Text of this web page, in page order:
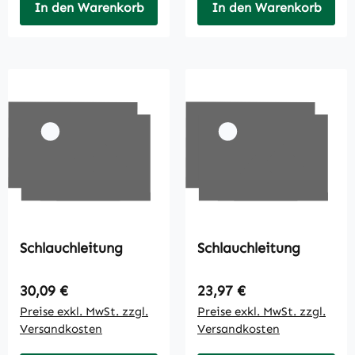
In den Warenkorb In den Warenkorb
Schlauchleitung
Regulärer Preis:
30,09 €
Preise exkl. MwSt. zzgl.
Versandkosten
Schlauchleitung
Regulärer Preis:
23,97 €
Preise exkl. MwSt. zzgl.
Versandkosten